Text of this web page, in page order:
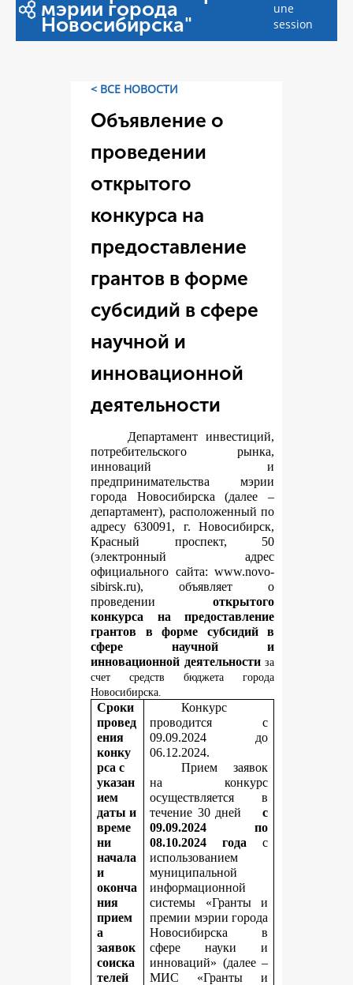
мэрии города
Новосибирска"
une
session
< ВСЕ НОВОСТИ
Объявление о
проведении
открытого
конкурса на
предоставление
грантов в форме
субсидий в сфере
научной и
инновационной
деятельности
Департамент инвестиций,
потребительского рынка,
инноваций и
предпринимательства мэрии
города Новосибирска (далее –
департамент), расположенный по
адресу 630091, г. Новосибирск,
Красный проспект, 50
(электронный адрес
официального сайта: www.novo-
sibirsk.ru), объявляет о
проведении открытого
конкурса на предоставление
грантов в форме субсидий в
сфере научной и
инновационной деятельностиза
счет средств бюджета города
Новосибирска.
Сроки
провед
ения
конку
рса с
указан
ием
даты и
време
ни
начала
и
оконча
ния
прием
а
заявок
соиска
телей
Конкурс
проводится с
09.09.2024 до
06.12.2024.
Прием заявок
на конкурс
осуществляется в
течение 30 дней с
09.09.2024 по
08.10.2024 года с
использованием
муниципальной
информационной
системы «Гранты и
премии мэрии города
Новосибирска в
сфере науки и
инноваций» (далее –
МИС «Гранты и